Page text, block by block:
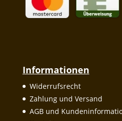
Informationen
Widerrufsrecht
Zahlung und Versand
AGB und